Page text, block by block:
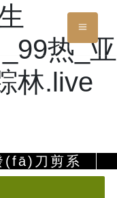
热_亚
林.live
(fā)刀剪系